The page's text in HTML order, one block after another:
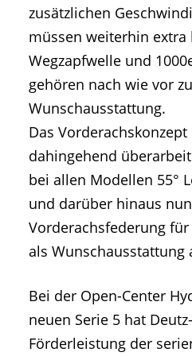
zusätzlichen
müssen weiterhin extra
Wegzapfwelle und
gehören nach wie vor
Wunschausstattung.
Das
dahingehend
bei allen Modellen 55°
und darüber hinaus
Vorderachsfederung
als Wunschausstattung
Bei der Open-Center
neuen Serie 5 hat
Förderleistung der